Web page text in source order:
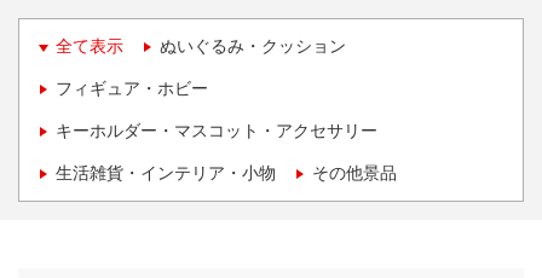
全て表示 ぬいぐるみ・クッション
フィギュア・ホビー
キーホルダー・マスコット・アクセサリー
生活雑貨・インテリア・小物 その他景品